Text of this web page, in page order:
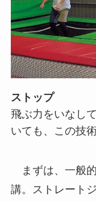
ストップ
飛ぶ力をいなし
いても、この技
まずは、一般
講。ストレート